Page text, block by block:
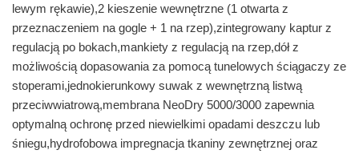
lewym rękawie),2 kieszenie wewnętrzne (1 otwarta z
przeznaczeniem na gogle + 1 na rzep),zintegrowany kaptur z
regulacją po bokach,mankiety z regulacją na rzep,dół z
możliwością dopasowania za pomocą tunelowych ściągaczy ze
stoperami,jednokierunkowy suwak z wewnętrzną listwą
przeciwwiatrową,membrana NeoDry 5000/3000 zapewnia
optymalną ochronę przed niewielkimi opadami deszczu lub
śniegu,hydrofobowa impregnacja tkaniny zewnętrznej oraz